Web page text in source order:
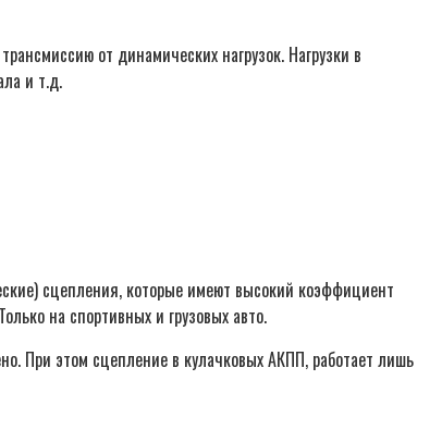
от динамических нагрузок. Нагрузки в
и т.д.
сцепления, которые имеют высокий коэффициент
на спортивных и грузовых авто.
При этом сцепление в кулачковых АКПП, работает лишь